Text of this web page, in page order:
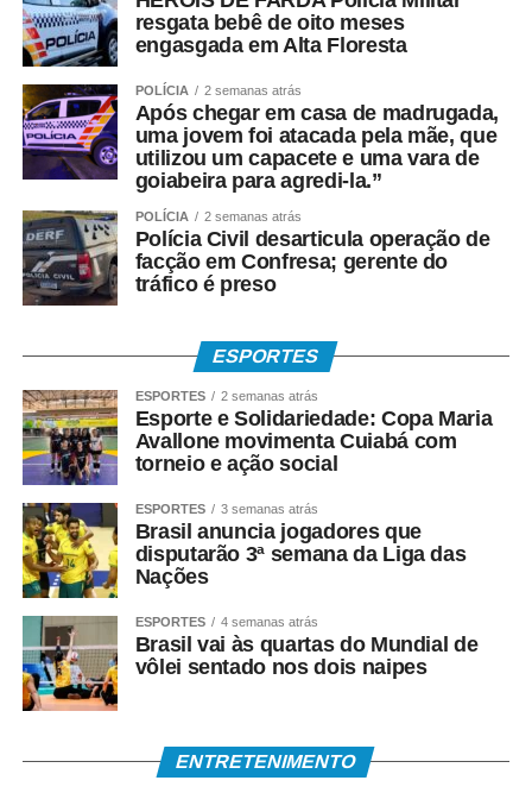
familiares e espectadores. O esporte tem a capacidade
de unir pessoas, promover inclusão e contribuir para a
qualidade de vida da população”, explicou.
Os 34º Jogos Olímpicos de Sinop e os 3º Jogos
Paralímpicos de Sinop integram a programação do
Festeja Sinop 2026. Promovido pela Prefeitura de Sinop,
o Festeja Sinop 2026 será realizado de 30 de agosto a 14
de setembro, em celebração aos 52 anos de fundação do
município. O calendário oficial das festividades será
divulgado nos próximos dias pela Prefeitura de Sinop.
COMENTE ABAIXO:
WhatsApp
Facebook
Twitter
Messenger
LinkedIn
Share
resgata bebê de oito meses
engasgada em Alta Floresta
POLÍCIA 2 semanas atrás
Após chegar em casa de madrugada,
uma jovem foi atacada pela mãe, que
utilizou um capacete e uma vara de
goiabeira para agredi-la.”
POLÍCIA 2 semanas atrás
Polícia Civil desarticula operação de
facção em Confresa; gerente do
tráfico é preso
ESPORTES
ESPORTES 2 semanas atrás
Esporte e Solidariedade: Copa Maria
Avallone movimenta Cuiabá com
torneio e ação social
ESPORTES 3 semanas atrás
Brasil anuncia jogadores que
disputarão 3ª semana da Liga das
Nações
ESPORTES 4 semanas atrás
Brasil vai às quartas do Mundial de
vôlei sentado nos dois naipes
ENTRETENIMENTO